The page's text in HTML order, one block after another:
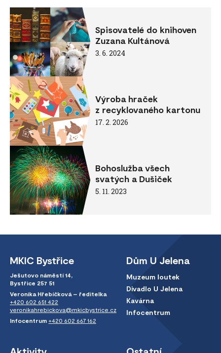
Spisovatelé do knihoven
Zuzana Kultánová
3. 6. 2024
Výroba hraček
z recyklovaného kartonu
17. 2. 2026
Bohoslužba všech
svatých a Dušiček
5. 11. 2023
MKIC Bystřice
Ješutovo náměstí 14,
Bystřice 257 51
Veronika Hřebíčková – ředitelka
+420 602 651 422
veronikahrebickova@mkicbystrice.cz
Infocentrum +420 602 667 162
Dům U Jelena
Muzeum loutek
Divadlo U Jelena
Kavárna
Infocentrum